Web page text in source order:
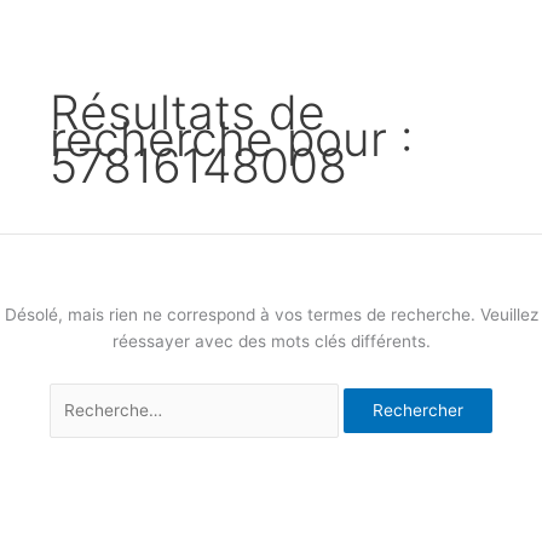
Résultats de
recherche pour :
57816148008
Désolé, mais rien ne correspond à vos termes de recherche. Veuillez
réessayer avec des mots clés différents.